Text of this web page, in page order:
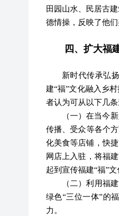
田园山水、民居古
德情操，反映了他们
四、 扩大福
新时代传承弘
建“福”文化融入乡
者认为可从以下几
（一）在当今
传播、受众等各个
化美食等店铺，快
网店上入驻，将福建
起到宣传福建“福”文
（二）利用福建
绿色“三位一体”的
力。